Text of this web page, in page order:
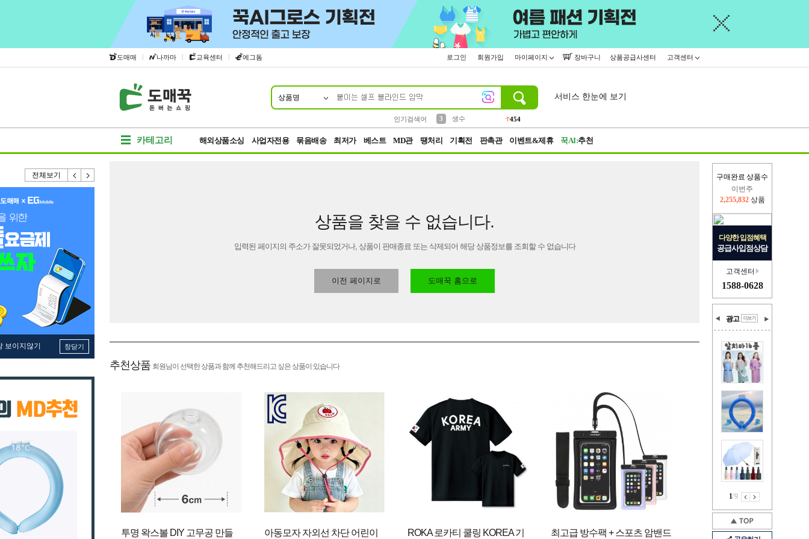
도매매 | 나까마 | 교육센터 | 에그돔 로그인 회원가입 마이페이지 장바구니 상품공급사센터 고객센터
상품명
인기검색어
3
생수
454
4
등산 152
서비스 한눈에 보기
카테고리 해외상품소싱 사업자전용 묶음배송 최저가 베스트 MD관 땡처리 기획전 판촉관 이벤트&제휴 꾹AI:추천
전체보기
보이지않기 창닫기
구매완료 상품수
2,326,527
이번주
2,255,832 상품
다양한 입점혜택
공급사입점상담
고객센터
1588-0628
광고
1/9
상품을 찾을 수 없습니다.
입력된 페이지의 주소가 잘못되었거나, 상품이 판매종료 또는 삭제되어 해당 상품정보를 조회할 수 없습니다
이전 페이지로 도매꾹 홈으로
추천상품 회원님이 선택한 상품과 함께 추천해드리고 싶은 상품이 있습니다
투명 왁스볼 DIY 고무공 만들 아동모자 자외선 차단 어린이 ROKA 로카티 쿨링 KOREA 기 최고급 방수팩 + 스포츠 암밴드